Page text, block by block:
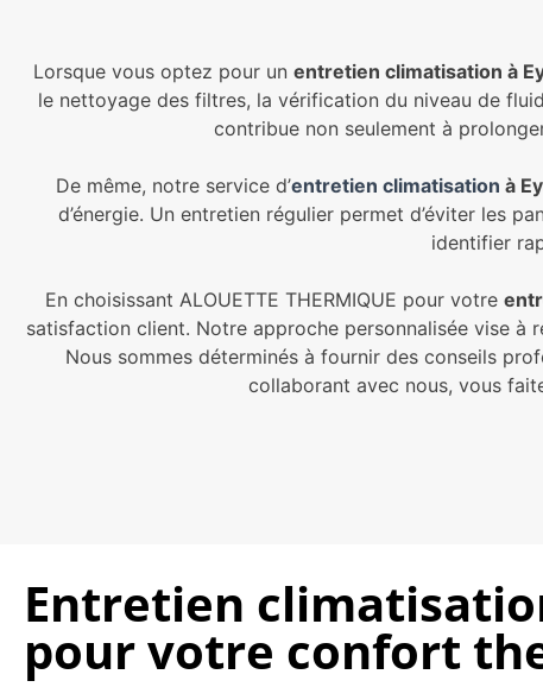
Lorsque vous optez pour un entretien climatisation à
le nettoyage des filtres, la vérification du niveau de
contribue non seulement à
De même, notre service d’entretien climatisation à
d’énergie. Un entretien régulier permet d’éviter les
identifier
En choisissant ALOUETTE THERMIQUE pour votre
satisfaction client. Notre approche personnalisée vise à
Nous sommes déterminés à fournir des conseils
collaborant avec nous, vous
Entretien
pour votre confort